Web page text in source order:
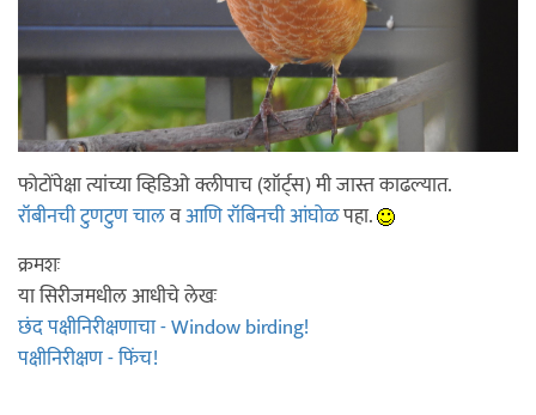
फोटोंपेक्षा त्यांच्या व्हिडिओ क्लीपाच (शॉर्ट्स) मी जास्त काढल्यात.
रॉबीनची टुणटुण चालवआणि रॉबिनची आंघोळपहा.
क्रमशः
या सिरीजमधील आधीचे लेखः
छंद पक्षीनिरीक्षणाचा - Window birding!
पक्षीनिरीक्षण - फिंच!